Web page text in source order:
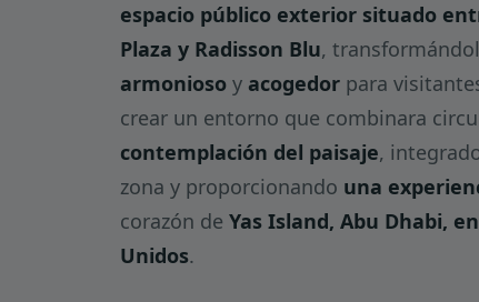
espacio público exterior situado
Plaza y Radisson Blu,
armonioso y acogedor para
crear un entorno que combinara
contemplación del paisaje,
zona y proporcionando una
corazón de Yas Island, Abu Dhabi,
Unidos.